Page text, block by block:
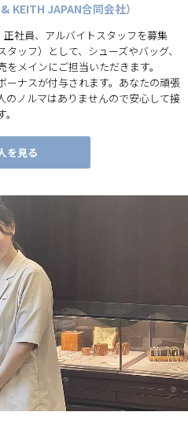
KEITH JAPAN合同会社）
正社員、アルバイトスタッフを募集
ッフ）として、シューズやバッグ、
メインにご担当いただきます。
ーナスが付与されます。あなたの頑張
のノルマはありませんので安心して接
を見る